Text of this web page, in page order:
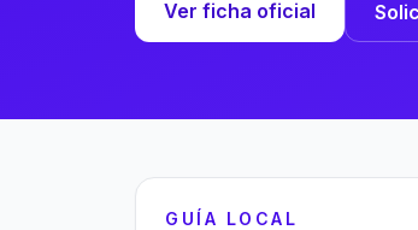
Ver ficha oficial
GUÍA LOCAL